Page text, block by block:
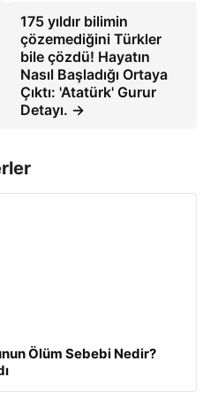
175 yıldır bilimin
çözemediğini Türkler
bile çözdü! Hayatın
Nasıl Başladığı Ortaya
Çıktı: 'Atatürk' Gurur
Detayı. →
Ölüm Sebebi Nedir?